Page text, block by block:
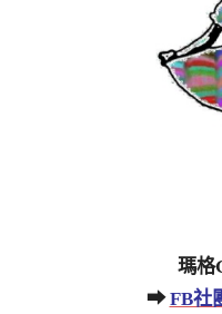
瑪格
➡FB社